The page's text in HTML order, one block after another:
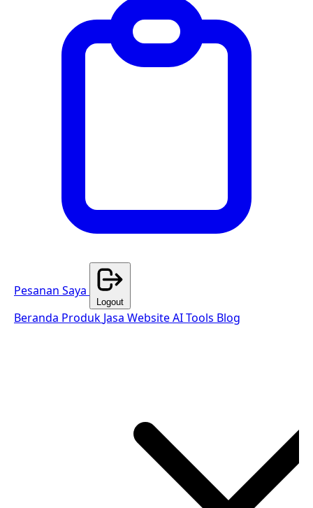
Pesanan Saya
Logout
Beranda Produk Jasa WebsiteAI Tools Blog